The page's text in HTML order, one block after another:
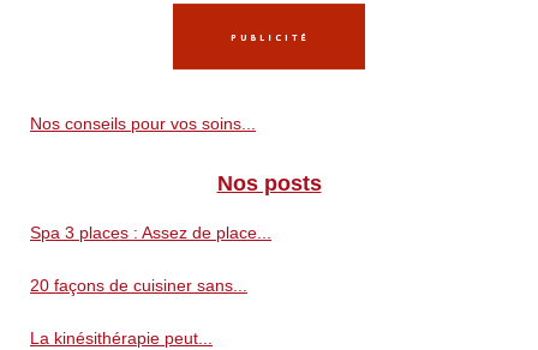
Nos conseils pour vos soins...
Nos posts
Spa 3 places : Assez de place...
20 façons de cuisiner sans...
La kinésithérapie peut...